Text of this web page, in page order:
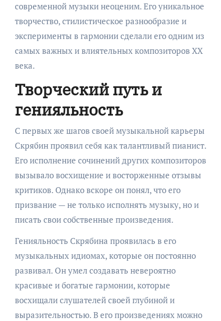
современной музыки неоценим. Его уникальное
творчество, стилистическое разнообразие и
эксперименты в гармонии сделали его одним из
самых важных и влиятельных композиторов XX
века.
Творческий путь и
генияльность
С первых же шагов своей музыкальной карьеры
Скрябин проявил себя как талантливый пианист.
Его исполнение сочинений других композиторов
вызывало восхищение и восторженные отзывы
критиков. Однако вскоре он понял, что его
призвание — не только исполнять музыку, но и
писать свои собственные произведения.
Генияльность Скрябина проявилась в его
музыкальных идиомах, которые он постоянно
развивал. Он умел создавать невероятно
красивые и богатые гармонии, которые
восхищали слушателей своей глубиной и
выразительностью. В его произведениях можно